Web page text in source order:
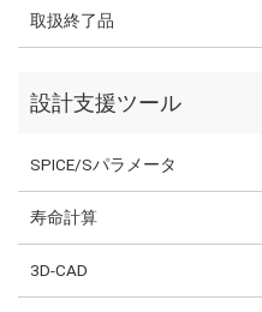
取扱終了品
設計支援ツール
SPICE/Sパラメータ
寿命計算
3D-CAD